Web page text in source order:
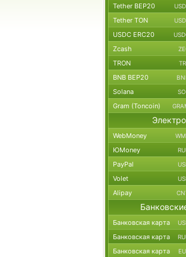
Tether BEP20
Tether TON
USDC ERC20
Zcash
TRON
BNB BEP20
Solana
Gram (Toncoin)
WebMoney
ЮMoney
PayPal
Volet
Alipay
Банковская карта
Банковская карта
Банковская карта